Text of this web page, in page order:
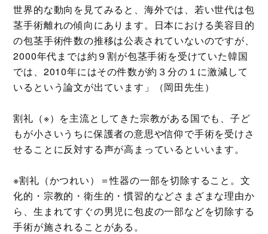
世界的な動向を見てみると、海外では、若い世代は包
茎手術離れの傾向にあります。日本における美容目的
の包茎手術件数の推移は公表されていないのですが、
2000年代までは約９割が包茎手術を受けていた韓国
では、2010年にはその件数が約３分の１に激減して
いるという論文が出ています」（岡田先生）
割礼（※）を主流としてきた宗教がある国でも、子ど
もが小さいうちに保護者の意思や信仰で手術を受けさ
せることに反対する声が高まっているといいます。
※割礼（かつれい）＝性器の一部を切除すること。文
化的・宗教的・衛生的・慣習的などさまざまな理由か
ら、生まれてすぐの男児に包皮の一部などを切除する
手術が施されることがある。